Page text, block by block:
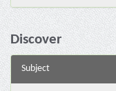
Discover
Subject